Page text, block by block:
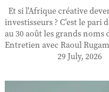
Et si l'Afrique créative
investisseurs ? C'est le pari
au 30 août les grands
Entretien avec Raoul
29 July, 2026